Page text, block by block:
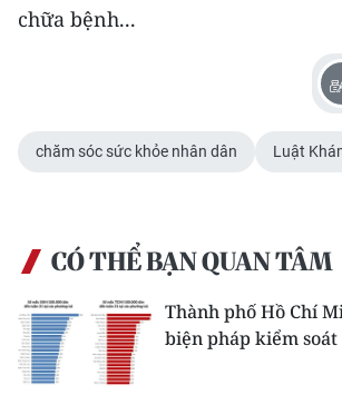
chữa bệnh...
chăm sóc sức khỏe nhân dân Luật
CÓ THỂ BẠN QUAN TÂM
Thành phố Hồ Chí
biện pháp kiểm